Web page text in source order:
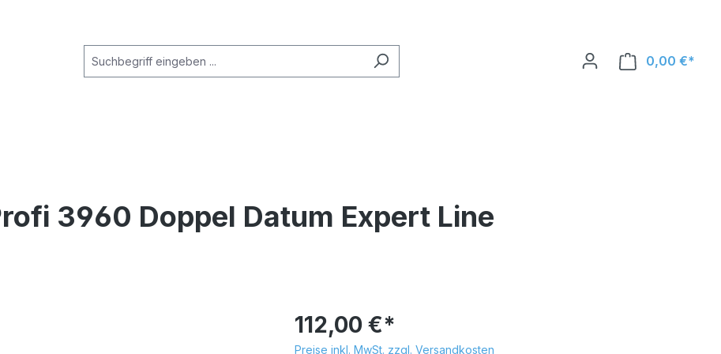
0,00 €*
3960 Doppel Datum Expert Line
112,00 €*
Preise inkl. MwSt. zzgl. Versandkosten